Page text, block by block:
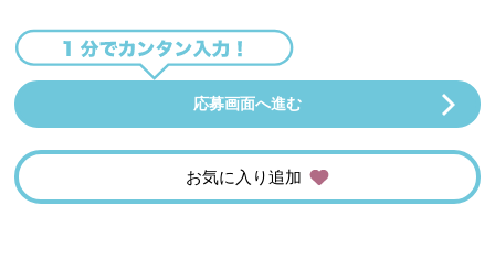
応募画面へ進む
お気に入り追加